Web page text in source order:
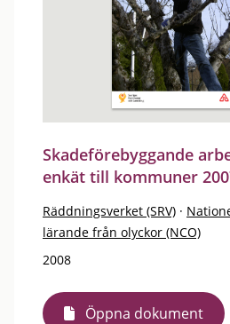
Skadeförebyggande
enkät till kommuner
Räddningsverket (SRV) ·
lärande från olyckor (NCO)
2008
Öppna dokument